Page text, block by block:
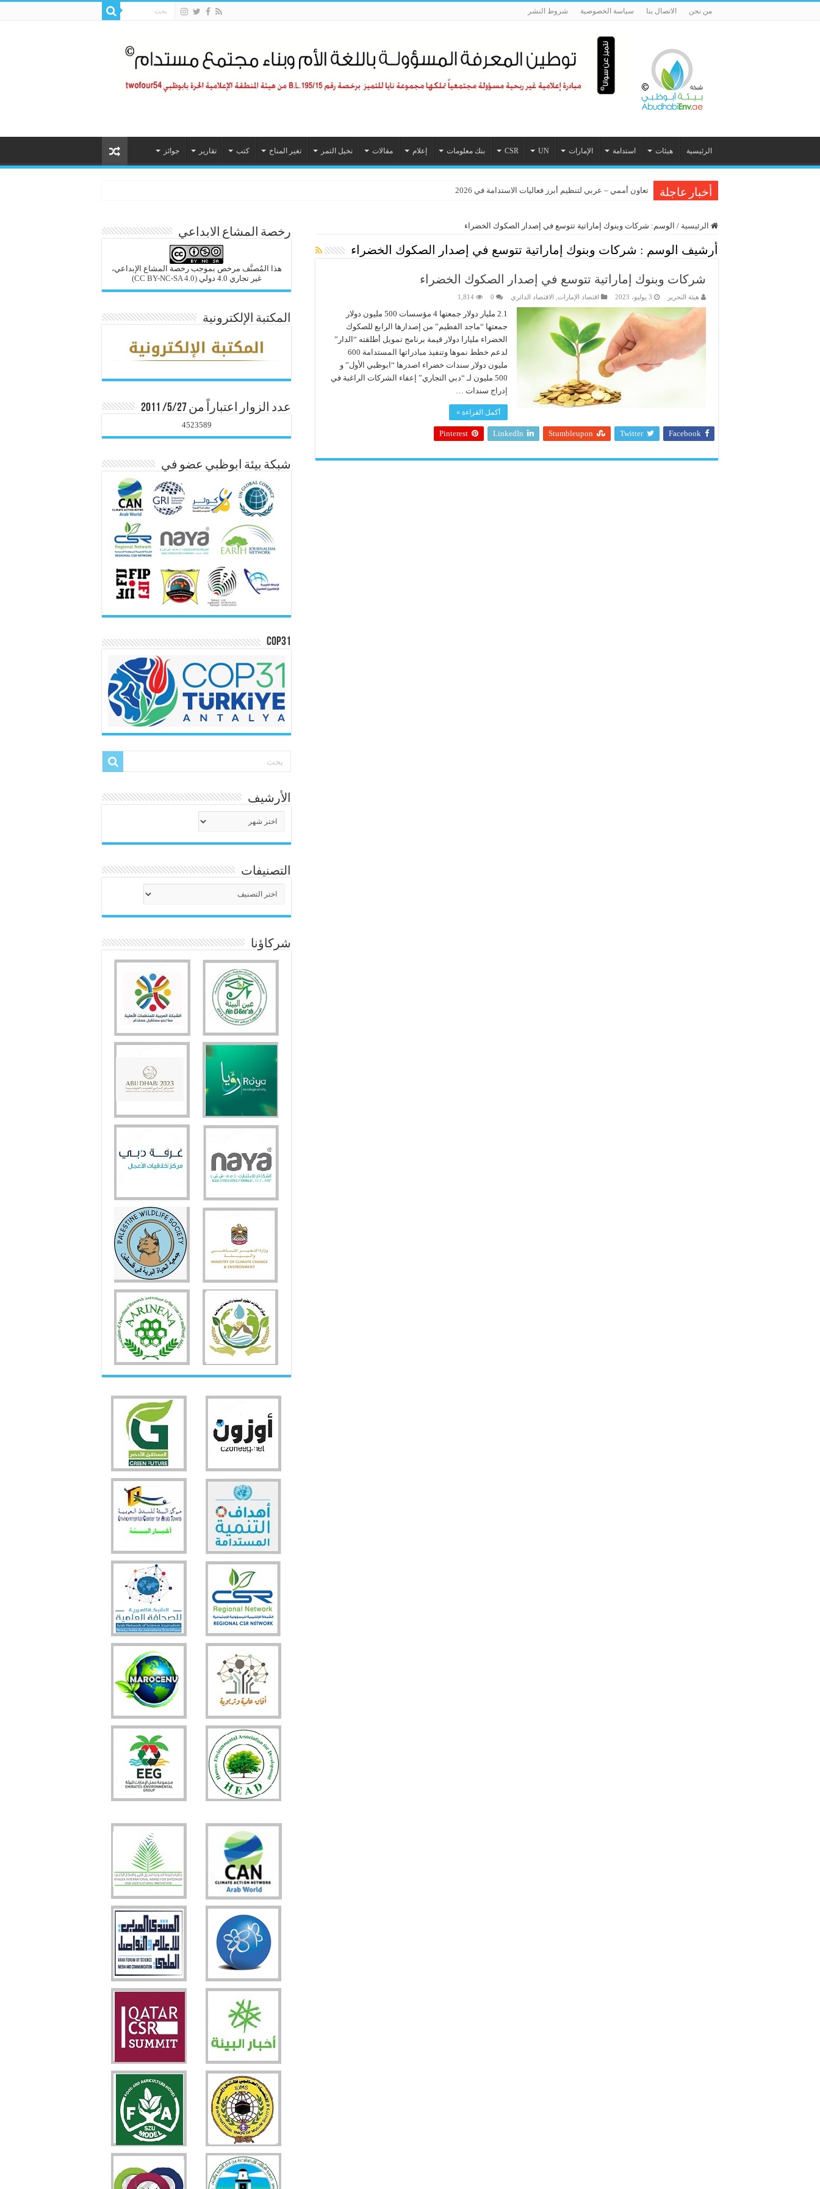
من نحن الاتصال بنا سياسة الخصوصية شروط النشر
الرئيسية هيئات استدامة الإمارات UN
CSR بنك معلومات إعلام مقالات نخيل التمر تغير المناخ كتب تقارير جوائز
أخبار عاجلة تعاون أممي – عربي لتنظيم أبرز فعاليات الاستدامة في 2026
الرئيسية / الوسم: شركات وبنوك إماراتية تتوسع في إصدار الصكوك الخضراء
أرشيف الوسم : شركات وبنوك إماراتية تتوسع في إصدار الصكوك الخضراء
شركات وبنوك إماراتية تتوسع في إصدار الصكوك الخضراء
هيئة التحرير 3 يوليو، 2023 اقتصاد الإمارات الاقتصاد الدائري 0
1,814
2.1 مليار دولار جمعتها 4 مؤسسات 500 مليون دولار
جمعتها “ماجد الفطيم” من إصدارها الرابع للصكوك
الخضراء مليارا دولار قيمة برنامج تمويل أطلقته “الدار”
لدعم خطط نموها وتنفيذ مبادراتها المستدامة 600
مليون دولار سندات خضراء اصدرها “ابوظبي الأول” و
500 مليون لـ “دبي التجاري” إعفاء الشركات الراغبة في
إدراج سندات …
أكمل القراءة »
Facebook
Twitter
Stumbleupon
LinkedIn
Pinterest
رخصة المشاع الابداعي
هذا المُصنَّف مرخص بموجب رخصة المشاع الإبداعي،
غير تجاري 4.0 دولي
(CC BY-NC-SA 4.0)
المكتبة الإلكترونية
عدد الزوار اعتباراً من 5/27/ 2011
4523589
شبكة بيئة ابوظبي عضو في
COP31
الأرشيف
التصنيفات
شركاؤنا